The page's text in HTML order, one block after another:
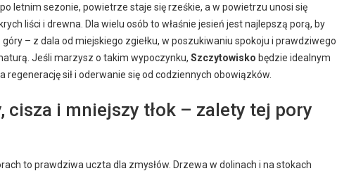
letnim sezonie, powietrze staje się rześkie, a w powietrzu unosi się
liści i drewna. Dla wielu osób to właśnie jesień jest najlepszą porą, by
– z dala od miejskiego zgiełku, w poszukiwaniu spokoju i prawdziwego
Jeśli marzysz o takim wypoczynku, Szczytowisko będzie idealnym
regenerację sił i oderwanie się od codziennych obowiązków.
cisza i mniejszy tłok – zalety tej pory
to prawdziwa uczta dla zmysłów. Drzewa w dolinach i na stokach